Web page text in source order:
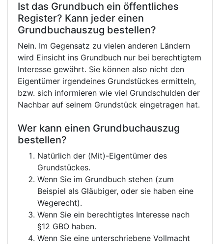
Ist das Grundbuch ein öffentliches
Register? Kann jeder einen
Grundbuchauszug bestellen?
Nein. Im Gegensatz zu vielen anderen Ländern
wird Einsicht ins Grundbuch nur bei berechtigtem
Interesse gewährt. Sie können also nicht den
Eigentümer irgendeines Grundstückes ermitteln,
bzw. sich informieren wie viel Grundschulden der
Nachbar auf seinem Grundstück eingetragen hat.
Wer kann einen Grundbuchauszug
bestellen?
Natürlich der (Mit)-Eigentümer des
Grundstückes.
Wenn Sie im Grundbuch stehen (zum
Beispiel als Gläubiger, oder sie haben eine
Wegerecht).
Wenn Sie ein berechtigtes Interesse nach
§12 GBO haben.
Wenn Sie eine unterschriebene Vollmacht